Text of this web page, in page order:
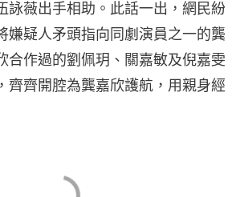
詠薇出手相助。此話一出，網民紛
嫌疑人矛頭指向同劇演員之一的龔
合作過的劉佩玥、關嘉敏及倪嘉雯
齊齊開腔為龔嘉欣護航，用親身經